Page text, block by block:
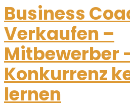
Business
Verkaufen –
Mitbewerber
Konkurrenz
lernen